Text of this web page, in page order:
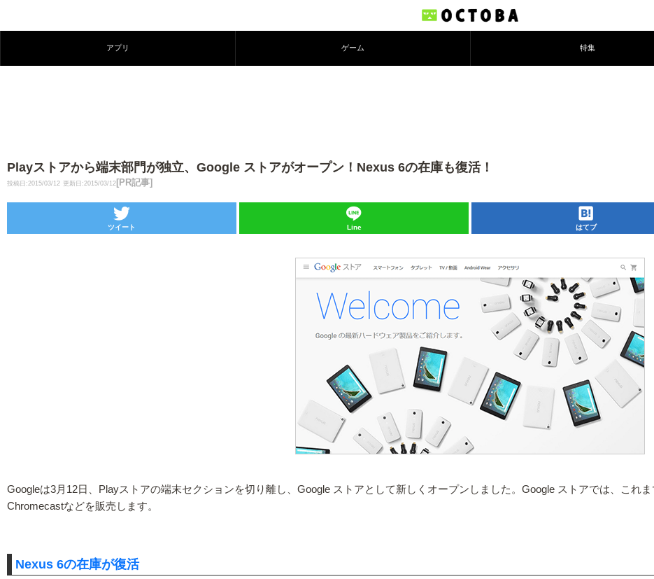
アプリ ゲーム 特集
Playストアから端末部門が独立、Google ストアがオープン！Nexus 6の在庫も復活！
投稿日:2015/03/12 更新日:2015/03/12 [PR記事]
ツイート Line はてブ
Googleは3月12日、Playストアの端末セクションを切り離し、Google ストアとして新しくオープンしました。Google ストアでは、これ
Chromecastなどを販売します。
Nexus 6の在庫が復活